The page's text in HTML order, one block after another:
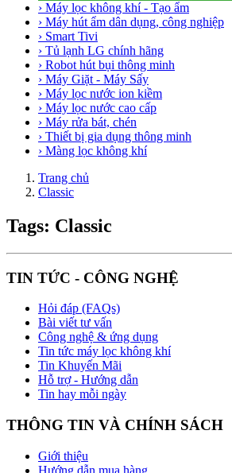
› Máy lọc không khí - Tạo ẩm
› Máy hút ẩm dân dụng, công nghiệp
› Smart Tivi
› Tủ lạnh LG chính hãng
› Robot hút bụi thông minh
› Máy Giặt - Máy Sấy
› Máy lọc nước ion kiềm
› Máy lọc nước cao cấp
› Máy rửa bát, chén
› Thiết bị gia dụng thông minh
› Màng lọc không khí
Trang chủ
Classic
Tags: Classic
TIN TỨC - CÔNG NGHỆ
Hỏi đáp (FAQs)
Bài viết tư vấn
Công nghệ & ứng dụng
Tin tức máy lọc không khí
Tin Khuyến Mãi
Hỗ trợ - Hướng dẫn
Tin hay mỗi ngày
THÔNG TIN VÀ CHÍNH SÁCH
Giới thiệu
Hướng dẫn mua hàng